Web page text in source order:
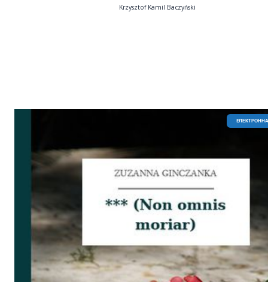
Krzysztof Kamil Baczyński